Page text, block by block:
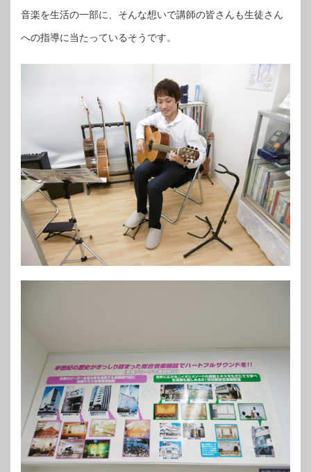
音楽を生活の一部に、そんな想いで講師の皆さんも生徒さん
への指導に当たっているそうです。